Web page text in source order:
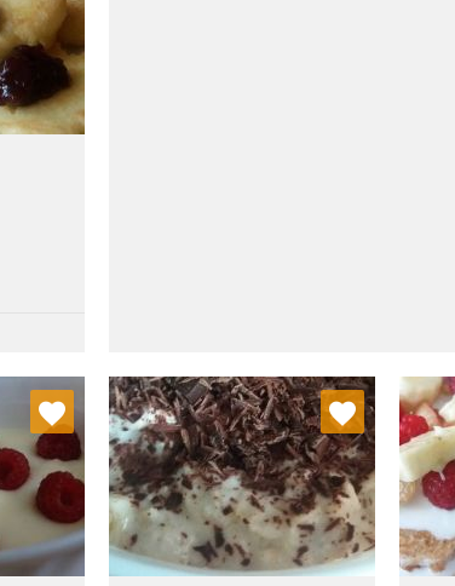
listę:
listę:
Dodaj do ulubionych
Wybierz listę: